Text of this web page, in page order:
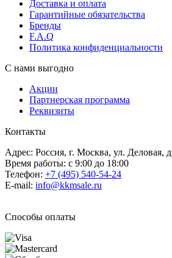
Доставка и оплата
Гарантийные обязательства
Бренды
F.A.Q
Политика конфиденциальности
С нами выгодно
Акции
Партнерская программа
Реквизиты
Контакты
Адрес: Россия, г. Москва, ул. Деловая,
Время работы: с 9:00 до 18:00
Телефон: +7 (495) 540-54-24
E-mail: info@kkmsale.ru
Способы оплаты